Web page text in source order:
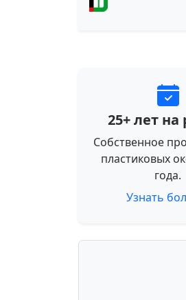
25+ лет
Собственное
пластиковых
года.
Узнать